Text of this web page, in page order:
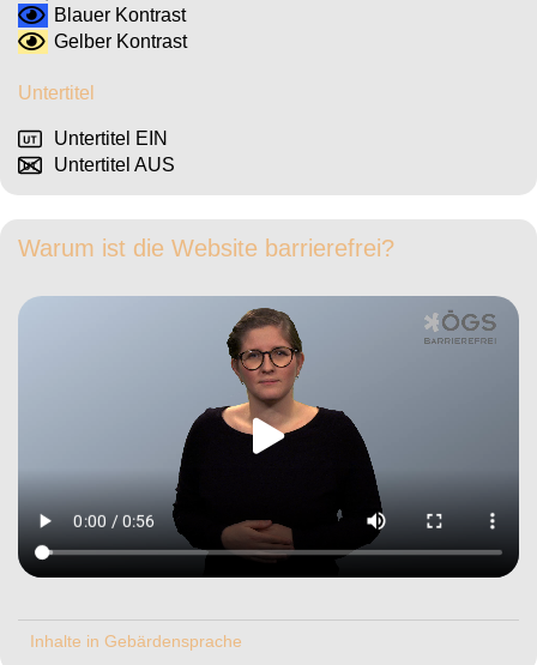
Warum ist die Website barrierefrei?
Blauer Kontrast
Gelber Kontrast
Untertitel
Untertitel EIN
Untertitel AUS
Inhalte in Gebärdensprache